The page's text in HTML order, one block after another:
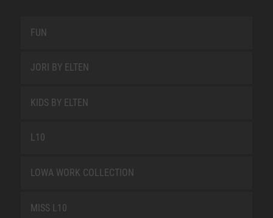
FUN
JORI BY ELTEN
KIDS BY ELTEN
L10
LOWA WORK COLLECTION
MISS L10